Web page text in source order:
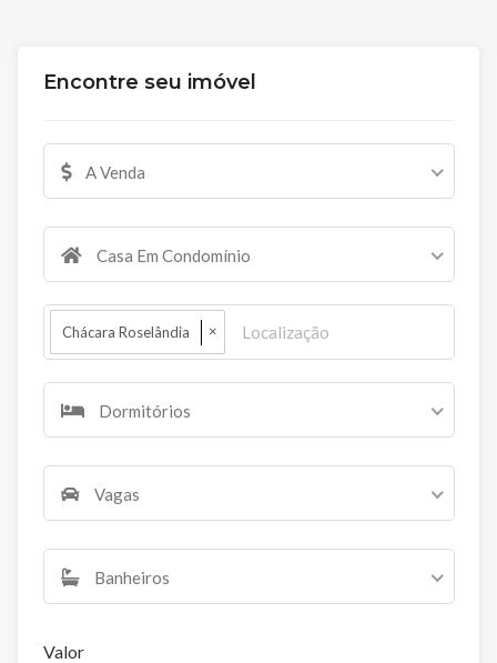
Encontre seu imóvel
A Venda
Casa Em Condomínio
Chácara Roselândia ×
Dormitórios
Vagas
Banheiros
Valor